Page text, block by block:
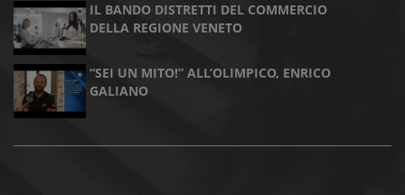
IL BANDO DISTRETTI DEL COMMERCIO
DELLA REGIONE VENETO
“SEI UN MITO!” ALL’OLIMPICO, ENRICO
GALIANO